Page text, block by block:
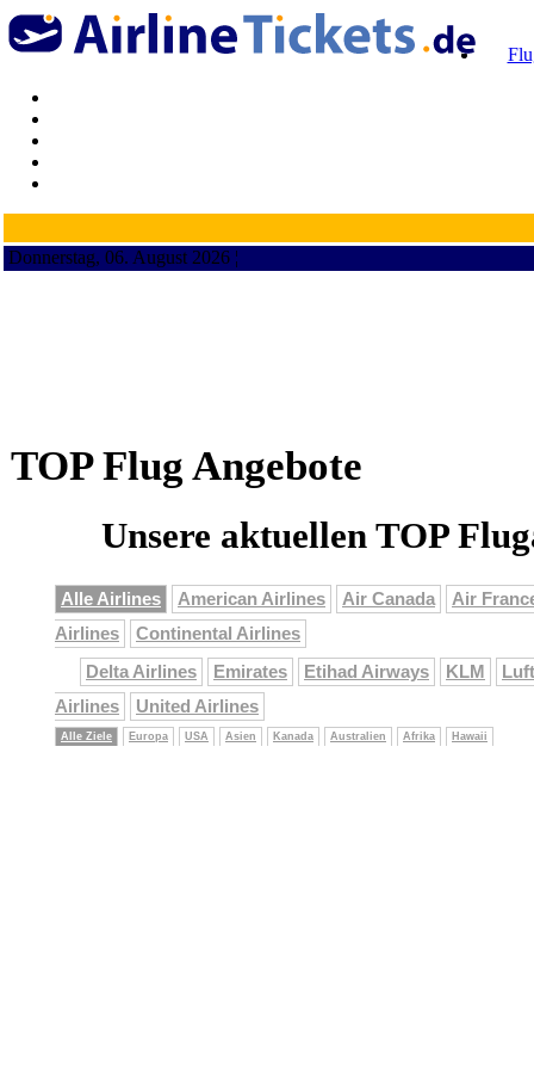
Donnerstag, 06. August 2026 ¦
TOP Flug Angebote
Unsere aktuellen TOP
Alle Airlines American Airlines Air Canada
Air
Airlines
Continental Airlines
Delta Airlines
Emirates Etihad Airways KLM
Airlines
United Airlines
Alle Ziele Europa USA Asien Kanada Australien Afrika Hawaii